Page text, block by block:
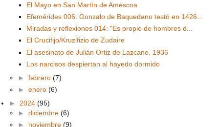
El Mayo en San Martín de Améscoa
Efemérides 006: Gonzalo de Baquedano testó en 1426...
Miradas y reflexiones 014: "Es propio de hombres d...
El Crucifijo/Kruzifizio de Zudaire
El asesinato de Julián Ortiz de Lazcano, 1936
Los narcisos despiertan al hayedo dormido
► febrero (7)
► enero (6)
► 2024 (95)
► diciembre (6)
► noviembre (9)